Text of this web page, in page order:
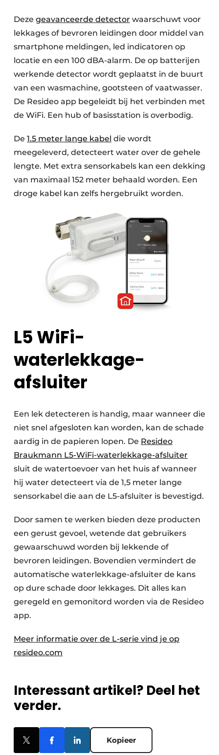
Deze geavanceerde detector waarschuwt voor
lekkages of bevroren leidingen door middel van
smartphone meldingen, led indicatoren op
locatie en een 100 dBA-alarm. De op batterijen
werkende detector wordt geplaatst in de buurt
van een wasmachine, gootsteen of vaatwasser.
De Resideo app begeleidt bij het verbinden met
de WiFi. Een hub of basisstation is overbodig.
De 1.5 meter lange kabel die wordt
meegeleverd, detecteert water over de gehele
lengte. Met extra sensorkabels kan een dekking
van maximaal 152 meter behaald worden. Een
droge kabel kan zelfs hergebruikt worden.
L5 WiFi-
waterlekkage-
afsluiter
Een lek detecteren is handig, maar wanneer die
niet snel afgesloten kan worden, kan de schade
aardig in de papieren lopen. De Resideo
Braukmann L5-WiFi-waterlekkage-afsluiter
sluit de watertoevoer van het huis af wanneer
hij water detecteert via de 1,5 meter lange
sensorkabel die aan de L5-afsluiter is bevestigd.
Door samen te werken bieden deze producten
een gerust gevoel, wetende dat gebruikers
gewaarschuwd worden bij lekkende of
bevroren leidingen. Bovendien vermindert de
automatische waterlekkage-afsluiter de kans
op dure schade door lekkages. Dit alles kan
geregeld en gemonitord worden via de Resideo
app.
Meer informatie over de L-serie vind je op
resideo.com
Interessant artikel? Deel het
verder.
Kopieer